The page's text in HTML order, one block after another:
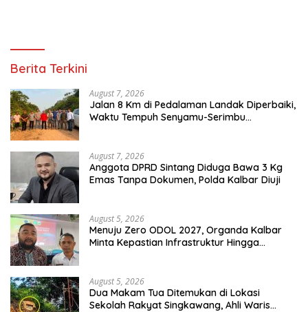
Berita Terkini
August 7, 2026
Jalan 8 Km di Pedalaman Landak Diperbaiki,
Waktu Tempuh Senyamu-Serimbu
August 7, 2026
Anggota DPRD Sintang Diduga Bawa 3 Kg
Emas Tanpa Dokumen, Polda Kalbar Diuji
August 5, 2026
Menuju Zero ODOL 2027, Organda Kalbar
Minta Kepastian Infrastruktur Hingga
August 5, 2026
Dua Makam Tua Ditemukan di Lokasi
Sekolah Rakyat Singkawang, Ahli Waris